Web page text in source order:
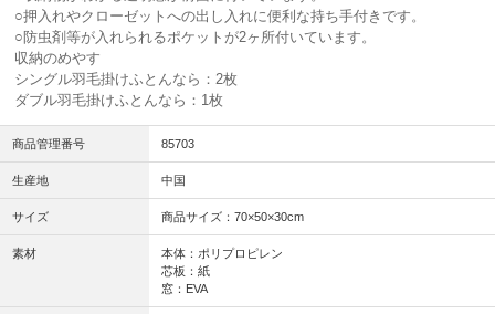
○押入れやクローゼットへの出し入れに便利な持ち手付きです。
○防虫剤等が入れられるポケットが2ヶ所付いています。
収納のめやす
シングル羽毛掛けふとんなら：2枚
ダブル羽毛掛けふとんなら：1枚
商品管理番号 85703
生産地 中国
サイズ 商品サイズ：70×50×30cm
素材
本体：ポリプロピレン
芯板：紙
窓：EVA